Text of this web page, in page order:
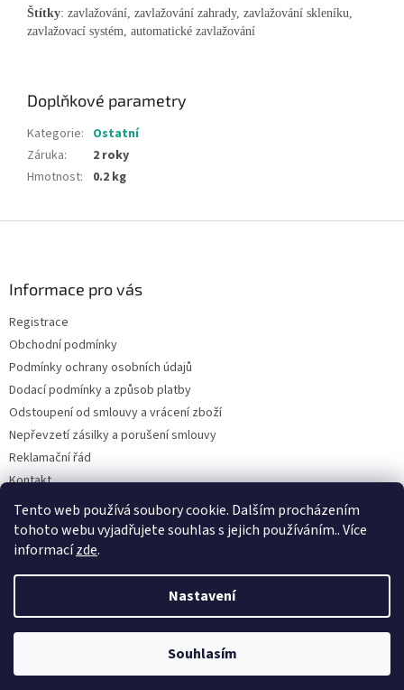
Tento web používá soubory cookie. Dalším procházením
tohoto webu vyjadřujete souhlas s jejich používáním.. Více
informacízde.
Nastavení
Souhlasím
Štítky: zavlažování, zavlažování zahrady, zavlažování skleníku,
zavlažovací systém, automatické zavlažování
Doplňkové parametry
Kategorie: Ostatní
Záruka:
2 roky
Hmotnost: 0.2 kg
Informace pro vás
Registrace
Obchodní podmínky
Podmínky ochrany osobních údajů
Dodací podmínky a způsob platby
Odstoupení od smlouvy a vrácení zboží
Nepřevzetí zásilky a porušení smlouvy
Reklamační řád
Kontakt
Napište nám
Copyright 2026Dobirkov.cz. Všechna práva vyhrazena.Upravit
nastavení cookies